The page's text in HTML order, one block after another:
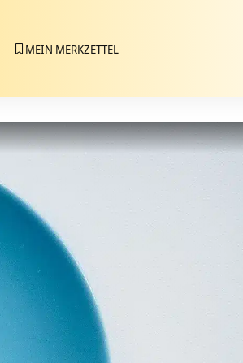
MEIN MERKZETTEL